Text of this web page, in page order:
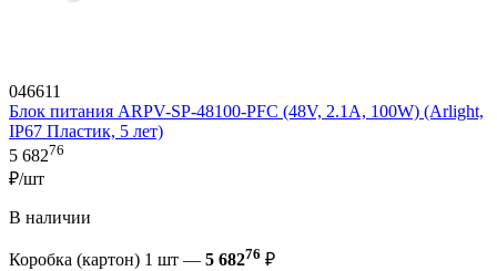
046611
Блок питания ARPV-SP-48100-PFC (48V, 2.1A, 100W) (Arlight,
IP67 Пластик, 5 лет)
5 68276
₽/шт
В наличии
Коробка (картон) 1 шт — 5 68276 ₽